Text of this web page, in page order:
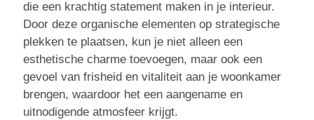
die een krachtig statement maken in je interieur.
Door deze organische elementen op strategische
plekken te plaatsen, kun je niet alleen een
esthetische charme toevoegen, maar ook een
gevoel van frisheid en vitaliteit aan je woonkamer
brengen, waardoor het een aangename en
uitnodigende atmosfeer krijgt.